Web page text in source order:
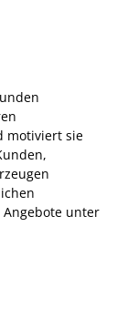
motiviert sie
unter